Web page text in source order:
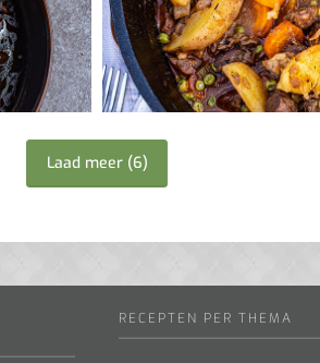
Laad meer(6)
RECEPTEN PER THEMA